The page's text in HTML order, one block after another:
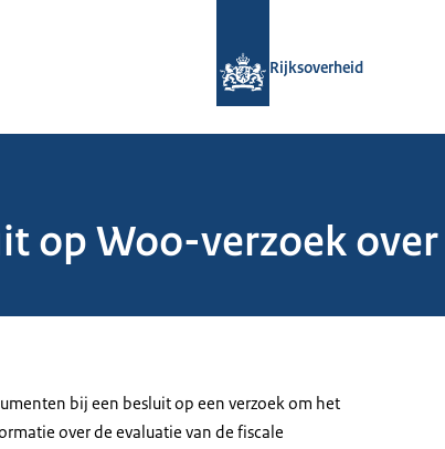
Rijksoverheid
op Woo-verzoek
bij een besluit op een verzoek om het
over de evaluatie van de fiscale